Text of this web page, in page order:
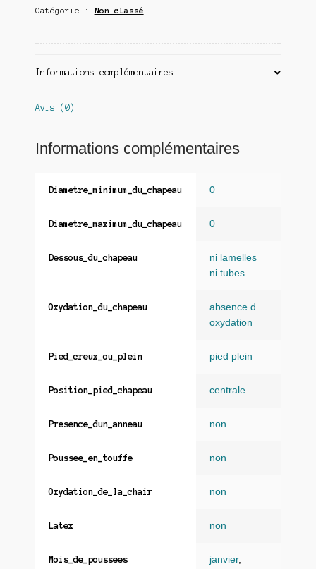
Catégorie : Non classé
Informations complémentaires
Avis (0)
Informations complémentaires
Diametre_minimum_du_chapeau 0
Diametre_maximum_du_chapeau 0
Dessous_du_chapeau
ni lamelles
ni tubes
Oxydation_du_chapeau
absence d
oxydation
Pied_creux_ou_plein pied plein
Position_pied_chapeau centrale
Presence_dun_anneau non
Poussee_en_touffe non
Oxydation_de_la_chair non
Latex non
Mois_de_poussees janvier,